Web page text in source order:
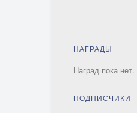
НАГРАДЫ
Наград пока нет.
ПОДПИСЧИКИ